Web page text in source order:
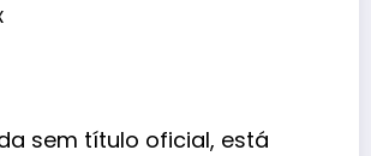
sem título oficial, está